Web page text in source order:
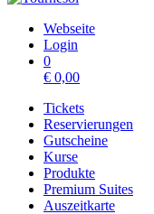
Webseite
Login
0
€ 0,00
Tickets
Reservierungen
Gutscheine
Kurse
Produkte
Premium Suites
Auszeitkarte